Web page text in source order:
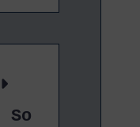
So